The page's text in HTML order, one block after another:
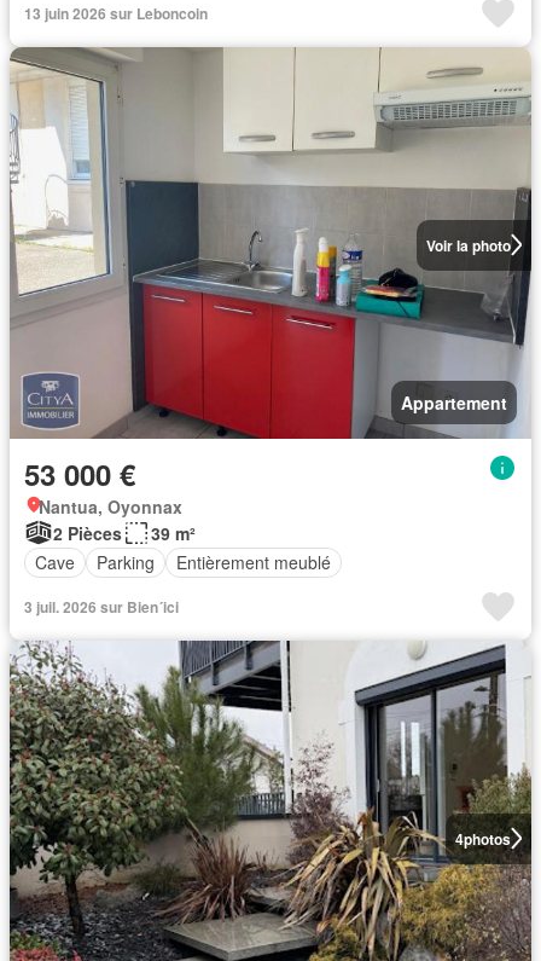
13 juin 2026 sur Leboncoin
Voir la photo
Appartement
53 000 €
Nantua, Oyonnax
2 Pièces
39 m²
Cave
Parking Entièrement meublé
3 juil. 2026 sur Bien´ici
4photos